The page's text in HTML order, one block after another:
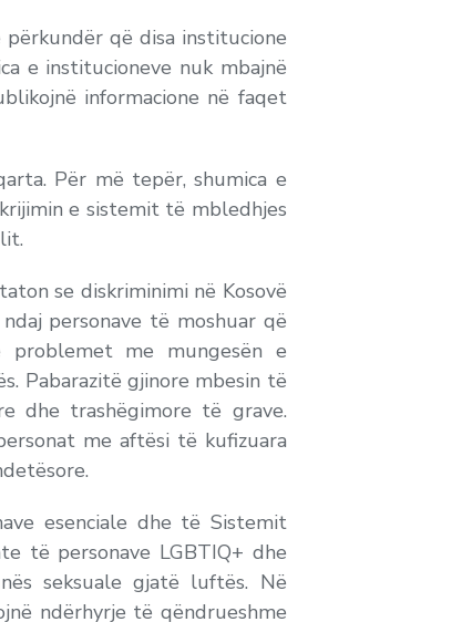
që disa institucione
e institucioneve nuk mbajnë
informacione në faqet
Për më tepër, shumica e
e sistemit të mbledhjes
se diskriminimi në Kosovë
personave të moshuar që
problemet me mungesën e
Pabarazitë gjinore mbesin të
dhe trashëgimore të grave.
me aftësi të kufizuara
esenciale dhe të Sistemit
të personave LGBTIQ+ dhe
seksuale gjatë luftës. Në
ndërhyrje të qëndrueshme